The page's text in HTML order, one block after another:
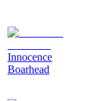
Innocence
Boarhead